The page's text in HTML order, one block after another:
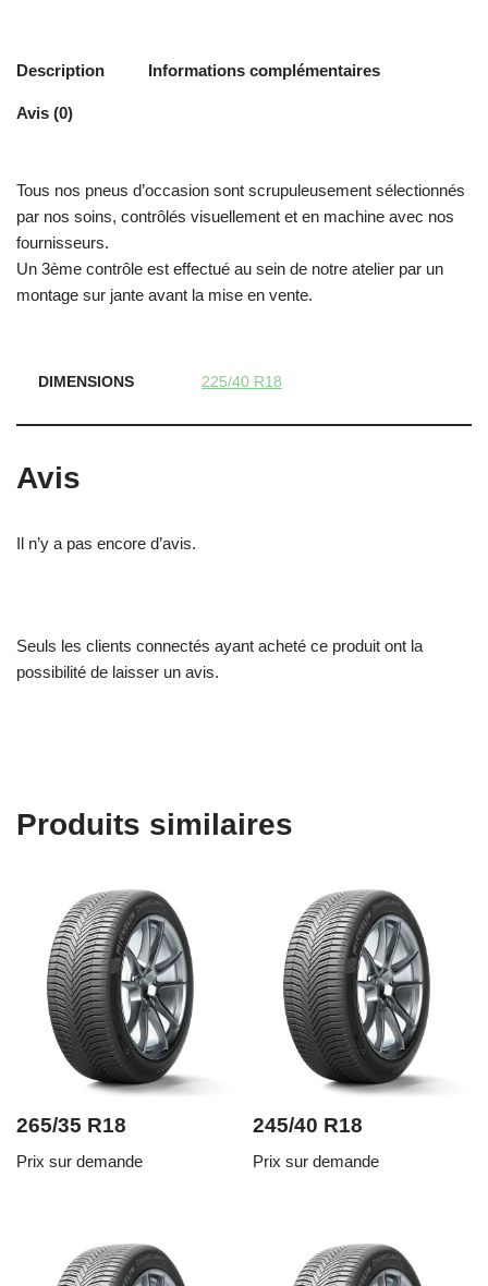
Description Informations complémentaires
Avis (0)
Tous nos pneus d’occasion sont scrupuleusement sélectionnés
par nos soins, contrôlés visuellement et en machine avec nos
fournisseurs.
Un 3ème contrôle est effectué au sein de notre atelier par un
montage sur jante avant la mise en vente.
DIMENSIONS 225/40 R18
Avis
Il n’y a pas encore d’avis.
Seuls les clients connectés ayant acheté ce produit ont la
possibilité de laisser un avis.
Produits similaires
265/35 R18
Prix sur demande
245/40 R18
Prix sur demande